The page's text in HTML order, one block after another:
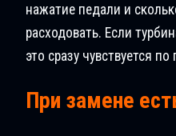
нажатие педали и
расходовать. Если
это сразу чувствуется
При замене